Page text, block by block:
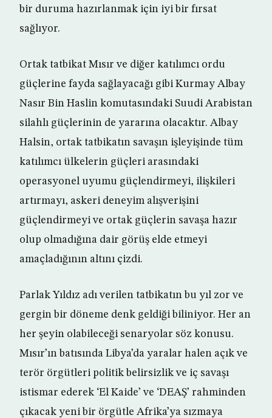
bir duruma hazırlanmak için iyi bir fırsat
sağlıyor.
Ortak tatbikat Mısır ve diğer katılımcı ordu
güçlerine fayda sağlayacağı gibi Kurmay Albay
Nasır Bin Haslin komutasındaki Suudi Arabistan
silahlı güçlerinin de yararına olacaktır. Albay
Halsin, ortak tatbikatın savaşın işleyişinde tüm
katılımcı ülkelerin güçleri arasındaki
operasyonel uyumu güçlendirmeyi, ilişkileri
artırmayı, askeri deneyim alışverişini
güçlendirmeyi ve ortak güçlerin savaşa hazır
olup olmadığına dair görüş elde etmeyi
amaçladığının altını çizdi.
Parlak Yıldız adı verilen tatbikatın bu yıl zor ve
gergin bir döneme denk geldiği biliniyor. Her an
her şeyin olabileceği senaryolar söz konusu.
Mısır’ın batısında Libya’da yaralar halen açık ve
terör örgütleri politik belirsizlik ve iç savaşı
istismar ederek ‘El Kaide’ ve ‘DEAŞ’ rahminden
çıkacak yeni bir örgütle Afrika’ya sızmaya